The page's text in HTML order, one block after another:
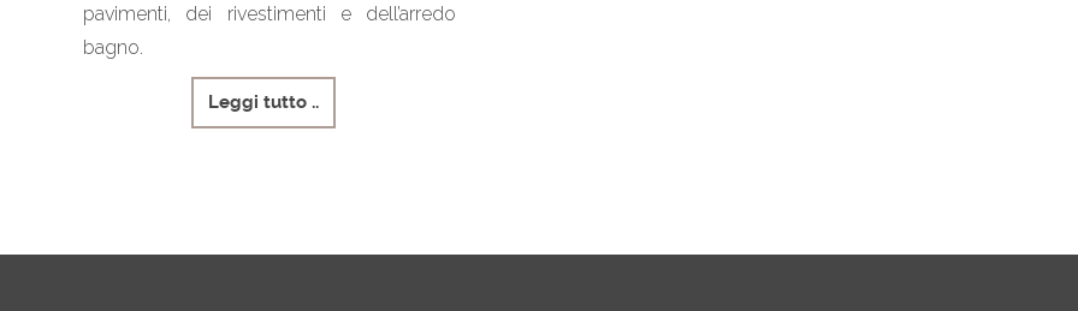
pavimenti, dei rivestimenti e dell’arredo
bagno.
Leggi tutto ..